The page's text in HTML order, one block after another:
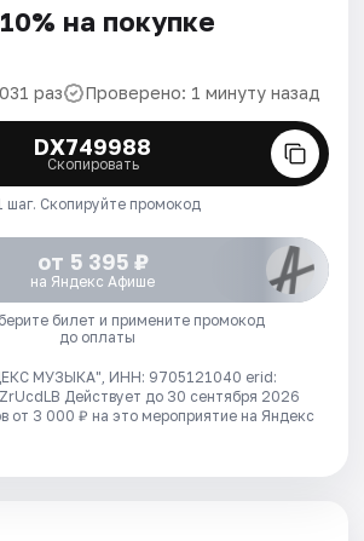
на покупке
раз Проверено: 1 минуту назад
DX749988
Скопировать
шаг. Скопируйте промокод
от 5 395 ₽
на Яндекс Афише
билет и примените промокод
до оплаты
МУЗЫКА", ИНН: 9705121040 erid:
Действует до 30 сентября 2026
от 3 000 ₽ на это мероприятие на Яндекс